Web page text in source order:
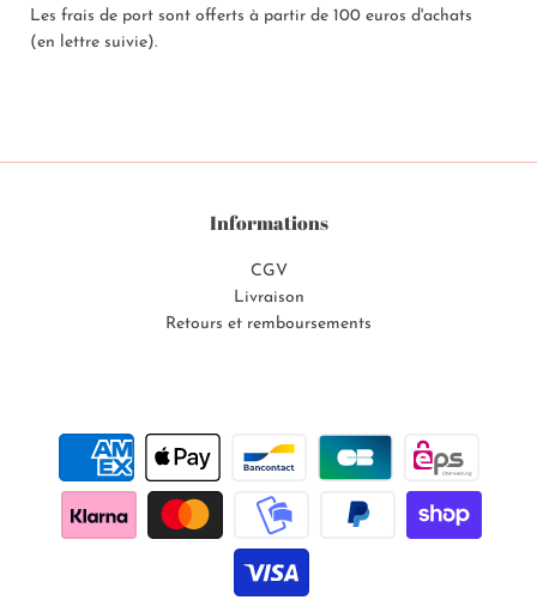
Les frais de port sont offerts à partir de 100 euros d'achats
(en lettre suivie).
Informations
CGV
Livraison
Retours et remboursements